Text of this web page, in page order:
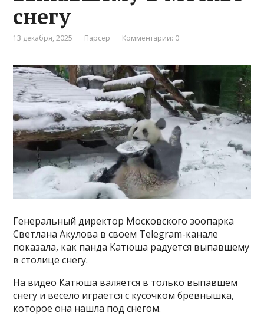
снегу
13 декабря, 2025 Парсер Комментарии: 0
Генеральный директор Московского зоопарка
Светлана Акулова в своем Telegram-канале
показала, как панда Катюша радуется выпавшему
в столице снегу.
На видео Катюша валяется в только выпавшем
снегу и весело играется с кусочком бревнышка,
которое она нашла под снегом.